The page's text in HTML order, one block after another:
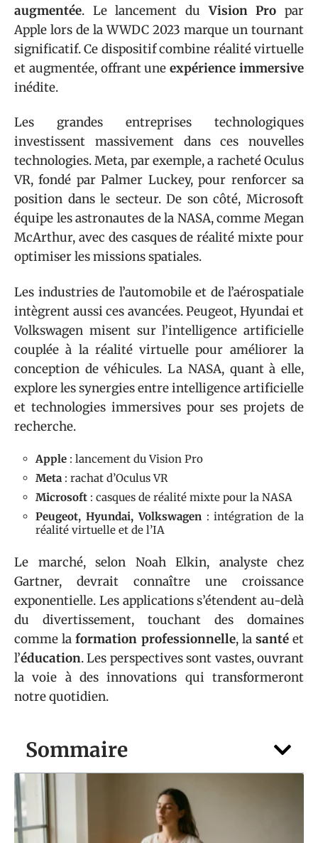
Sommaire
augmentée. Le lancement duVision Pro par
Apple lors de la WWDC 2023 marque un tournant
significatif. Ce dispositif combine réalité virtuelle
et augmentée, offrant uneexpérience immersive
inédite.
Les grandes entreprises technologiques
investissent massivement dans ces nouvelles
technologies. Meta, par exemple, a racheté Oculus
VR, fondé par Palmer Luckey, pour renforcer sa
position dans le secteur. De son côté, Microsoft
équipe les astronautes de la NASA, comme Megan
McArthur, avec des casques de réalité mixte pour
optimiser les missions spatiales.
Les industries de l’automobile et de l’aérospatiale
intègrent aussi ces avancées. Peugeot, Hyundai et
Volkswagen misent sur l’intelligence artificielle
couplée à la réalité virtuelle pour améliorer la
conception de véhicules. La NASA, quant à elle,
explore les synergies entre intelligence artificielle
et technologies immersives pour ses projets de
recherche.
Apple : lancement du Vision Pro
Meta : rachat d’Oculus VR
Microsoft : casques de réalité mixte pour la NASA
Peugeot, Hyundai, Volkswagen: intégration de la
réalité virtuelle et de l’IA
Le marché, selon Noah Elkin, analyste chez
Gartner, devrait connaître une croissance
exponentielle. Les applications s’étendent au-delà
du divertissement, touchant des domaines
comme laformation professionnelle, la santéet
l’éducation. Les perspectives sont vastes, ouvrant
la voie à des innovations qui transformeront
notre quotidien.